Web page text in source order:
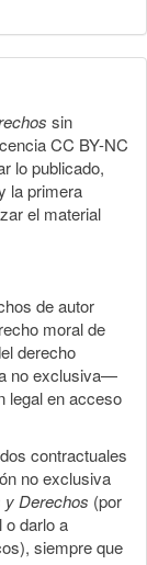
sin
CC BY-NC
lo publicado,
la primera
el material
de autor
moral de
derecho
no exclusiva—
legal en acceso
contractuales
no exclusiva
y Derechos (por
o darlo a
siempre que